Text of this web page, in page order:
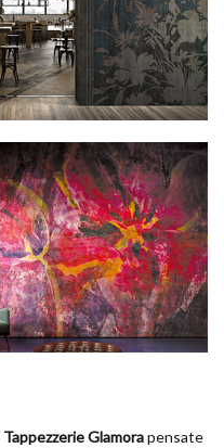
Tappezzerie Glamorapensate